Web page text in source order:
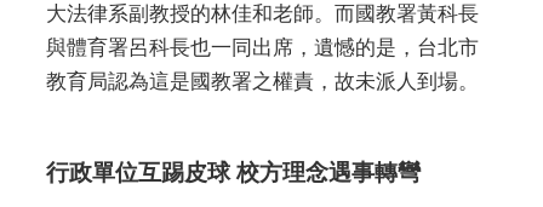
大法律系副教授的林佳和老師。而國教署黃科長
與體育署呂科長也一同出席，遺憾的是，台北市
教育局認為這是國教署之權責，故未派人到場。
行政單位互踢皮球 校方理念遇事轉彎